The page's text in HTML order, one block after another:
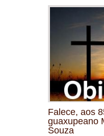
Falece, aos
guaxupeano
Souza